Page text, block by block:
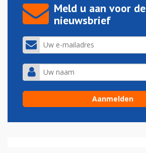
Meld u aan voor de
nieuwsbrief